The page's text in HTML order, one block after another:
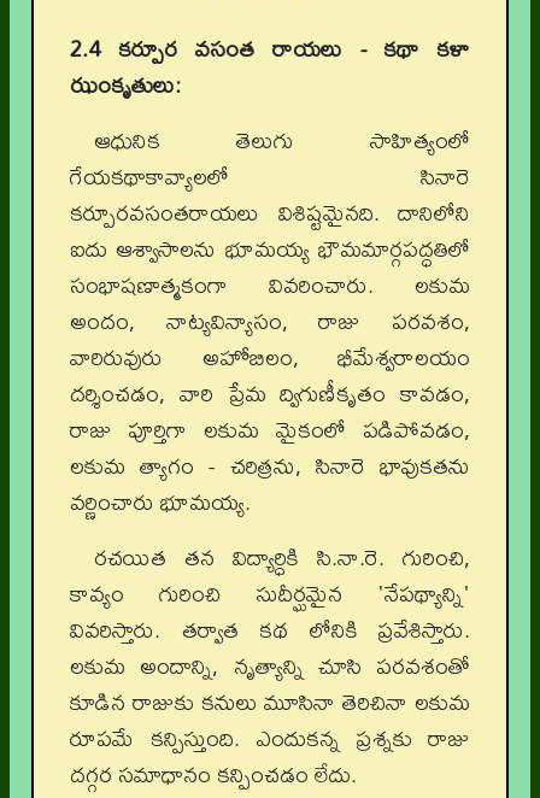
2.4 కర్పూర వసంత రాయలు - కథా కళా
ఝంకృతులు:
ఆధునిక తెలుగు సాహిత్యంలో
గేయకథాకావ్యాలలో సినారె
కర్పూరవసంతరాయలు విశిష్టమైనది. దానిలోని
ఐదు ఆశ్వాసాలను భూమయ్య భౌమమార్గపద్ధతిలో
సంభాషణాత్మకంగా వివరించారు. లకుమ
అందం, నాట్యవిన్యాసం, రాజు పరవశం,
వారిరువురు అహోబిలం, భీమేశ్వరాలయం
దర్శించడం, వారి ప్రేమ ద్విగుణీకృతం కావడం,
రాజు పూర్తిగా లకుమ మైకంలో పడిపోవడం,
లకుమ త్యాగం - చరిత్రను, సినారె భావుకతను
వర్ణించారు భూమయ్య.
రచయిత తన విద్యార్ధికి సి.నా.రె. గురించి,
కావ్యం గురించి సుదీర్ఘమైన 'నేపథ్యాన్ని'
వివరిస్తారు. తర్వాత కథ లోనికి ప్రవేశిస్తారు.
లకుమ అందాన్ని, నృత్యాన్ని చూసి పరవశంతో
కూడిన రాజుకు కనులు మూసినా తెరిచినా లకుమ
రూపమే కన్పిస్తుంది. ఎందుకన్న ప్రశ్నకు రాజు
దగ్గర సమాధానం కన్పించడం లేదు.